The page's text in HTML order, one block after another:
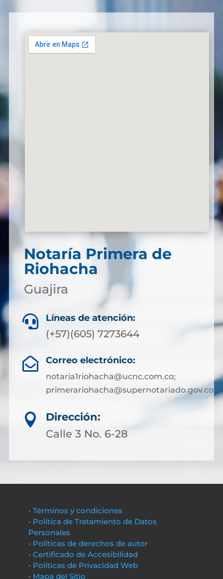
Notaría Primera de
Riohacha
Guajira
 Líneas de atención:
(+57)(605) 7273644
 Correo electrónico:
notaria1riohacha@ucnc.com.co;
primerariohacha@supernotariado.gov.co

Dirección:
Calle 3 No. 6-28
• Términos y condiciones
• Política de Tratamiento de Datos
Personales
• Políticas de derechos de autor
• Certificado de Accesibilidad
• Políticas de Privacidad Web
• Mapa del Sitio